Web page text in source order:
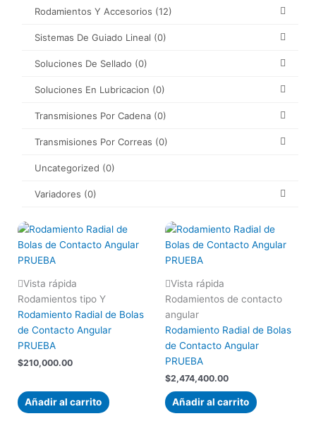
Rodamientos Y Accesorios (12)
Sistemas De Guiado Lineal (0)
Soluciones De Sellado (0)
Soluciones En Lubricacion (0)
Transmisiones Por Cadena (0)
Transmisiones Por Correas (0)
Uncategorized (0)
Variadores (0)
Vista rápida
Rodamientos tipo Y
Rodamiento Radial de Bolas
de Contacto Angular
PRUEBA
$210,000.00
Añadir al carrito
Vista rápida
Rodamientos de contacto
angular
Rodamiento Radial de Bolas
de Contacto Angular
PRUEBA
$2,474,400.00
Añadir al carrito